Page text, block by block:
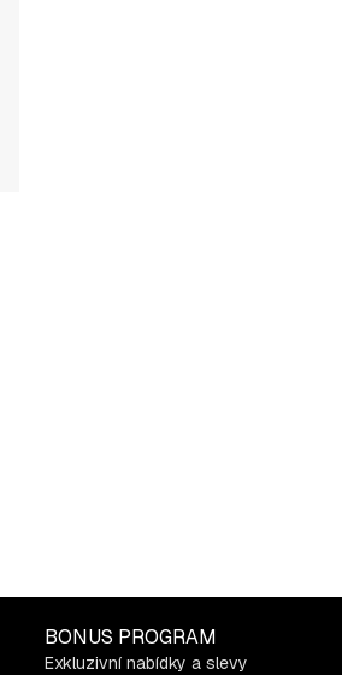
BONUS PROGRAM
Exkluzivní nabídky a slevy